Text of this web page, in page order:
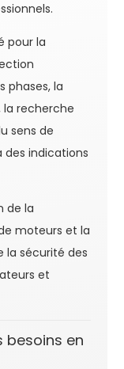
pour la
phases, la
recherche
sens de
indications
de la
moteurs et la
la sécurité des
et
besoins en